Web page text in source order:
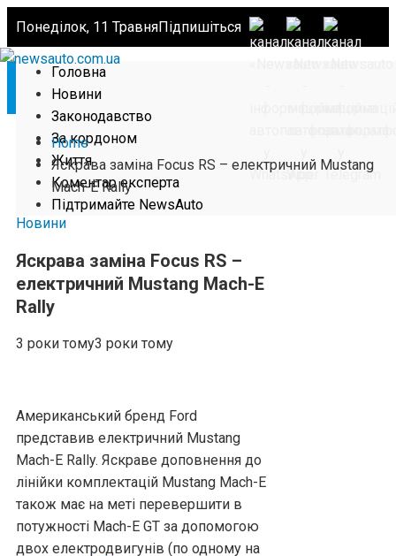
Понеділок, 11 ТравняПідпишіться
Головна
Новини
Законодавство
За кордоном
Життя
Коментар експерта
Підтримайте NewsAuto
Home
Яскрава заміна Focus RS – електричний Mustang
Mach-E Rally
Новини
Яскрава заміна Focus RS –
електричний Mustang Mach-E
Rally
3 роки тому3 роки тому
Американський бренд Ford
представив електричний Mustang
Mach-E Rally. Яскраве доповнення до
лінійки комплектацій Mustang Mach-E
також має на меті перевершити в
потужності Mach-E GT за допомогою
двох електродвигунів (по одному на